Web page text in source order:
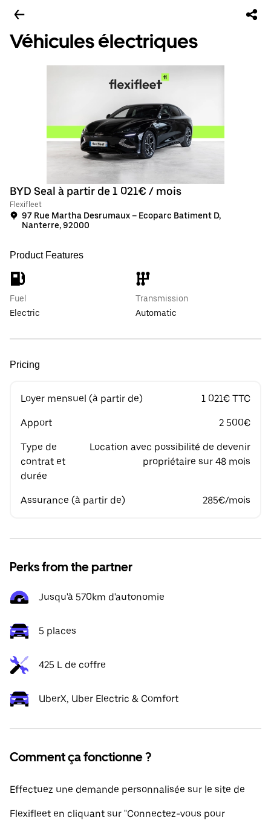
Véhicules électriques
BYD Seal à partir de 1 021€ / mois
Flexifleet
97 Rue Martha Desrumaux – Ecoparc Batiment D,
Nanterre, 92000
Product Features
Fuel
Electric
Transmission
Automatic
Pricing
Loyer mensuel (à partir de) 1 021€ TTC
Apport 2 500€
Type de
contrat et
durée
Location avec possibilité de devenir
propriétaire sur 48 mois
Assurance (à partir de) 285€/mois
Perks from the partner
Jusqu'à 570km d'autonomie
5 places
425 L de coffre
UberX, Uber Electric & Comfort
Comment ça fonctionne ?
Effectuez une demande personnalisée sur le site de
Flexifleet en cliquant sur "Connectez-vous pour